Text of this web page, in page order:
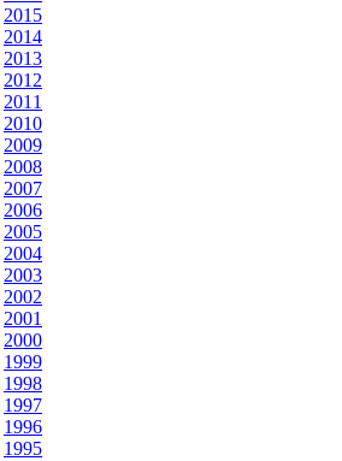
2015
2014
2013
2012
2011
2010
2009
2008
2007
2006
2005
2004
2003
2002
2001
2000
1999
1998
1997
1996
1995